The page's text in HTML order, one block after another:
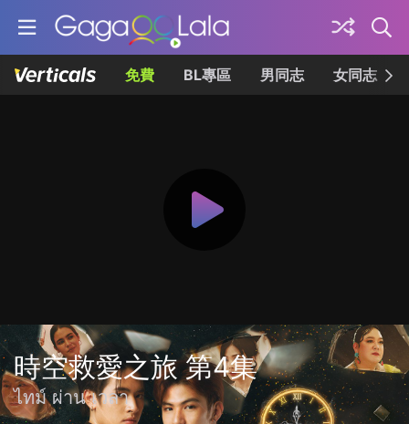
免費 BL專區 男同志 女同志
時空救愛之旅 第4集
ไทม์ ผ่าน เวลา